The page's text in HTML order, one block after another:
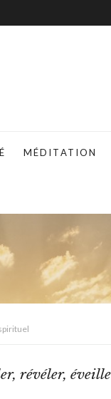
MÉDITATION
révéler,